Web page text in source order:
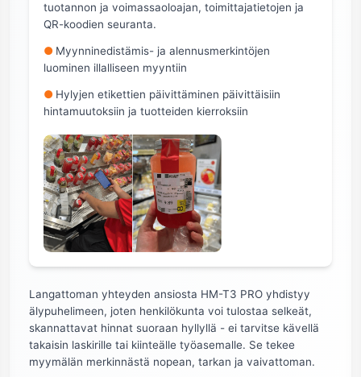
tuotannon ja voimassaoloajan, toimittajatietojen ja
QR-koodien seuranta.
● Myynninedistämis- ja alennusmerkintöjen
luominen illalliseen myyntiin
● Hylyjen etikettien päivittäminen päivittäisiin
hintamuutoksiin ja tuotteiden kierroksiin
Langattoman yhteyden ansiosta HM-T3 PRO yhdistyy
älypuhelimeen, joten henkilökunta voi tulostaa selkeät,
skannattavat hinnat suoraan hyllyllä - ei tarvitse kävellä
takaisin laskirille tai kiinteälle työasemalle. Se tekee
myymälän merkinnästä nopean, tarkan ja vaivattoman.